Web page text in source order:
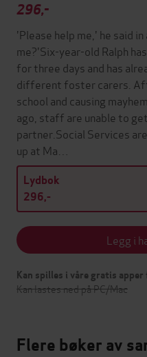
296,-
'Please help me,' he said
me?'Six-year-old Ralph
for three days and has
different foster carers.
school and causing
ago, staff are unable to
partner.Social Services
up at Ma…
Lydbok
296,-
Legg i
Kan spilles i våre gratis
Kan lastes ned på PC/Mac
Flere bøker av